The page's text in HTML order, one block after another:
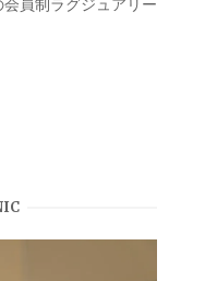
員制ラグジュアリー